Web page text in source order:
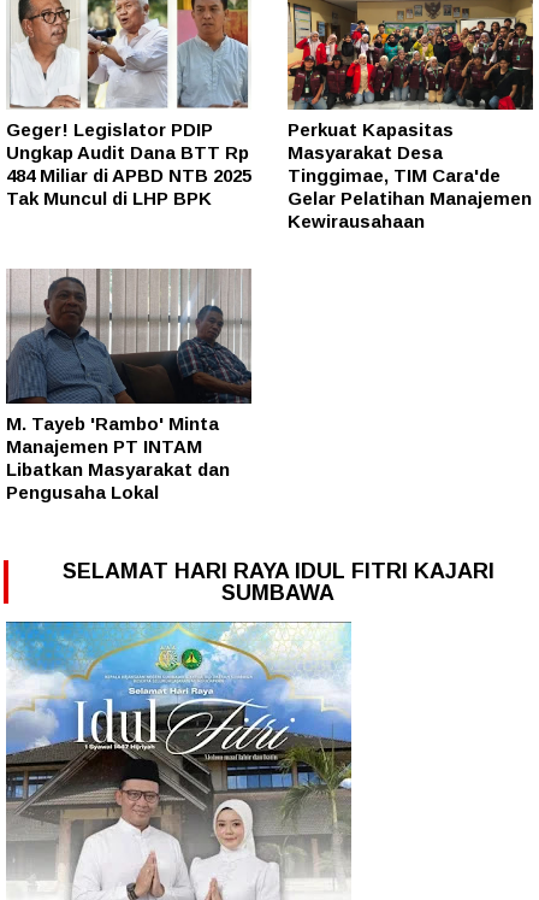
Geger! Legislator PDIP
Ungkap Audit Dana BTT Rp
484 Miliar di APBD NTB 2025
Tak Muncul di LHP BPK
Perkuat Kapasitas
Masyarakat Desa
Tinggimae, TIM Cara'de
Gelar Pelatihan Manajemen
Kewirausahaan
M. Tayeb 'Rambo' Minta
Manajemen PT INTAM
Libatkan Masyarakat dan
Pengusaha Lokal
SELAMAT HARI RAYA IDUL FITRI KAJARI
SUMBAWA